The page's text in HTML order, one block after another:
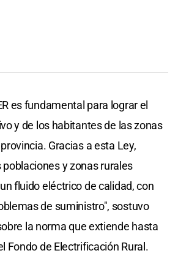
es fundamental para lograr el
y de los habitantes de las zonas
Gracias a esta Ley,
y zonas rurales
fluido eléctrico de calidad, con
de suministro", sostuvo
la norma que extiende hasta
Fondo de Electrificación Rural.